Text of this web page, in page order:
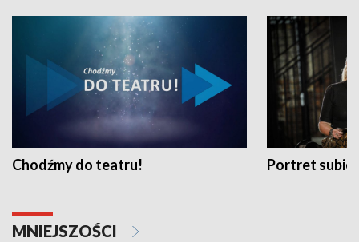
Chodźmy do teatru! Portret
MNIEJSZOŚCI